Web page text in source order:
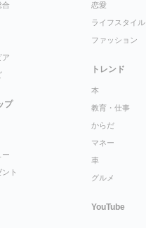
合
ア
プ
ー
ト
恋愛
ライフスタイル
ファッション
トレンド
本
教育・仕事
からだ
マネー
車
グルメ
YouTube